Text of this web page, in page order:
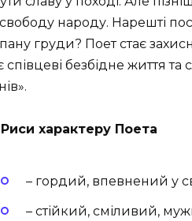
народу. Нарешті
груди? Поет стає
безбідне життя та
Риси характеру Поета
– гордий, впевнений у
– стійкий, сміливий,